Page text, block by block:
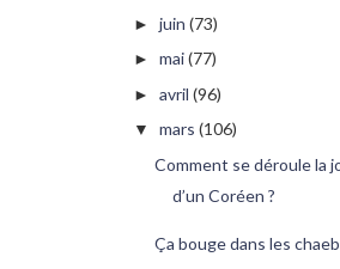
► juin (73)
► mai(77)
► avril (96)
▼ mars (106)
Comment se déroule la
d’un Coréen ?
Ça bouge dans les